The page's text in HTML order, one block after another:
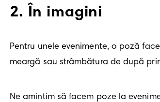
2. În imagini
Pentru unele evenimente, o poză
meargă sau strâmbătura de după
Ne amintim să facem poze la